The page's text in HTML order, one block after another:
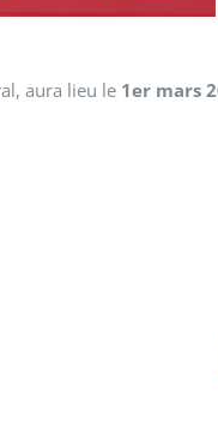
aura lieu le 1er mars